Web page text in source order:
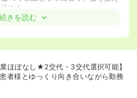
です。
歳までの勤務延長制度があり、
い年代の職員が活躍されていま
っくり向き合う看護を実現できま
を有しており、急性期の病院とは
きを読む
ほぼなし★2交代・3交代選択可能】
者様とゆっくり向き合いながら勤務